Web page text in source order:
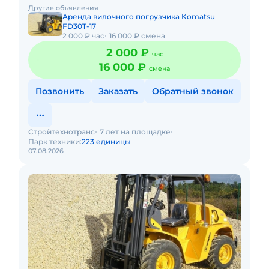
особенностям относятся
Другие объявления
Аренда вилочного погрузчика Komatsu
FD30T-17
2 000 ₽ час 16 000 ₽ смена
2 000 ₽ час
16 000 ₽ смена
Позвонить Заказать Обратный звонок
07.08.2026
Стройтехнотранс 7 лет на площадке
Парк техники:223 единицы